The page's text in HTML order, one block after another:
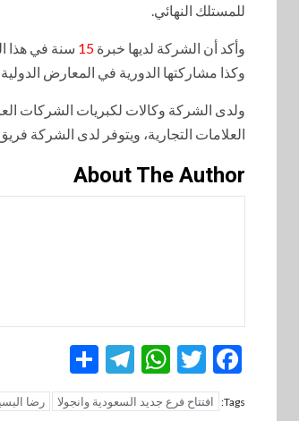
للمستلك النهائي.
وأكد أن الشركة لديها خبرة 15 سنة في هذا
وكذا مشاركتها الدورية في المعارض
ولدى الشركة وكالات لكبريات الشركات
العلامات التجارية، ويتوفر لدى الشركة
About The Author
Facebook
Twitter
WhatsApp
Telegram
Tags: افتتاح فرع جديد السعودية وانجولا رضا